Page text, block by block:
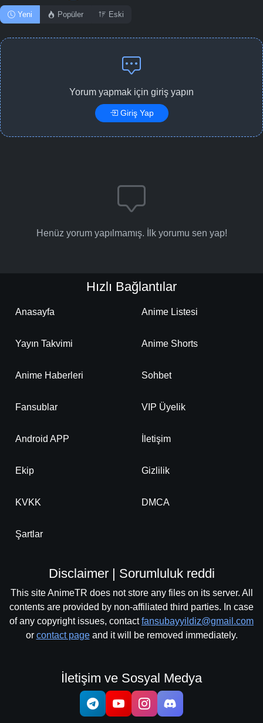
Yeni Popüler Eski
Yorum yapmak için giriş yapın
Giriş Yap
Henüz yorum yapılmamış. İlk yorumu sen yap!
Hızlı Bağlantılar
Anasayfa Anime Listesi
Yayın Takvimi Anime Shorts
Anime Haberleri Sohbet
Fansublar VIP Üyelik
Android APP İletişim
Ekip Gizlilik
KVKK DMCA
Şartlar
Disclaimer | Sorumluluk reddi
This site AnimeTR does not store any files on its server. All
contents are provided by non-affiliated third parties. In case
of any copyright issues, contactfansubayyildiz@gmail.com
or contact pageand it will be removed immediately.
İletişim ve Sosyal Medya